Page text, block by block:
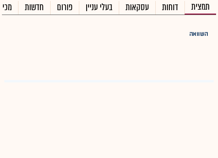
תמצית דוחות עסקאות בעלי עניין פורום חדשות
השוואה